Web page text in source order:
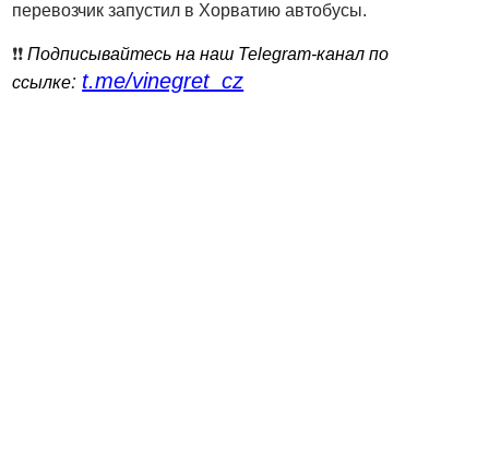
перевозчик запустил в Хорватию автобусы.
❗️❗️Подписывайтесь на наш Telegram-канал по
ссылке: t.me/vinegret_cz